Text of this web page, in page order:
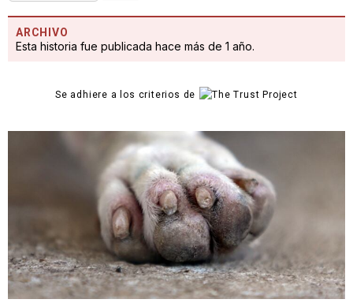
ARCHIVO
Esta historia fue publicada hace más de 1 año.
Se adhiere a los criterios de